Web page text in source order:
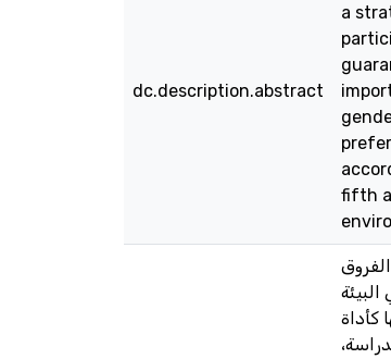
dc.description.abstract
a
fifth
كأداة